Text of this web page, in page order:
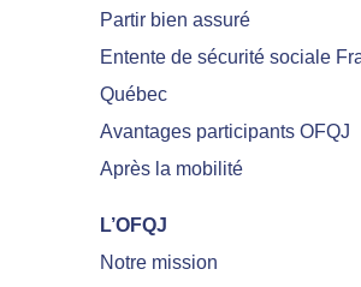
Partir bien assuré
Entente de sécurité sociale
Québec
Avantages participants OFQJ
Après la mobilité
L’OFQJ
Notre mission